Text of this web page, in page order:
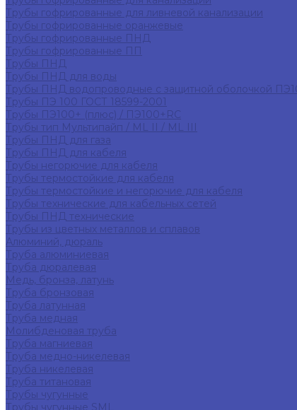
Трубы гофрированные для ливневой канализации
Трубы гофрированные оранжевые
Трубы гофрированные ПНД
Трубы гофрированные ПП
Трубы ПНД
Трубы ПНД для воды
Трубы ПНД водопроводные с защитной оболочкой
Трубы ПЭ 100 ГОСТ 18599-2001
Трубы ПЭ100+ (плюс) / ПЭ100+RC
Трубы тип Мультипайп / ML II / ML III
Трубы ПНД для газа
Трубы ПНД для кабеля
Трубы негорючие для кабеля
Трубы термостойкие для кабеля
Трубы термостойкие и негорючие для кабеля
Трубы технические для кабельных сетей
Трубы ПНД технические
Трубы из цветных металлов и сплавов
Алюминий, дюраль
Труба алюминиевая
Труба дюралевая
Медь, бронза, латунь
Труба бронзовая
Труба латунная
Труба медная
Молибденовая труба
Труба магниевая
Труба медно-никелевая
Труба никелевая
Труба титановая
Трубы чугунные
Трубы чугунные SML